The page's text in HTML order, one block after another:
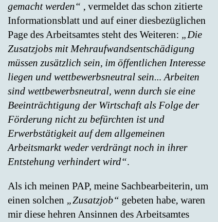
gemacht werden“ , vermeldet das schon zitierte
Informationsblatt und auf einer diesbezüglichen
Page des Arbeitsamtes steht des Weiteren: „Die
Zusatzjobs mit Mehraufwandsentschädigung
müssen zusätzlich sein, im öffentlichen Interesse
liegen und wettbewerbsneutral sein... Arbeiten
sind wettbewerbsneutral, wenn durch sie eine
Beeinträchtigung der Wirtschaft als Folge der
Förderung nicht zu befürchten ist und
Erwerbstätigkeit auf dem allgemeinen
Arbeitsmarkt weder verdrängt noch in ihrer
Entstehung verhindert wird“.
Als ich meinen PAP, meine Sachbearbeiterin, um
einen solchen „Zusatzjob“ gebeten habe, waren
mir diese hehren Ansinnen des Arbeitsamtes